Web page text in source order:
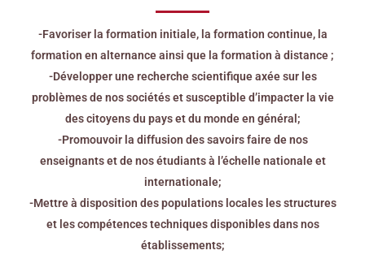
-Favoriser la formation initiale, la formation continue, la
formation en alternance ainsi que la formation à distance ;
-Développer une recherche scientifique axée sur les
problèmes de nos sociétés et susceptible d’impacter la vie
des citoyens du pays et du monde en général;
-Promouvoir la diffusion des savoirs faire de nos
enseignants et de nos étudiants à l’échelle nationale et
internationale;
-Mettre à disposition des populations locales les structures
et les compétences techniques disponibles dans nos
établissements;